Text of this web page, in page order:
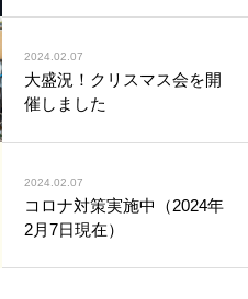
2024.02.07
大盛況！クリスマス会を開
催しました
2024.02.07
コロナ対策実施中（2024年
2月7日現在）